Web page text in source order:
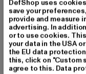
DefShop uses
save your
provide and measure
advertising. In
or to use cookies.
your data in the USA
the EU data
this, click on "Custom
agree to this. Data